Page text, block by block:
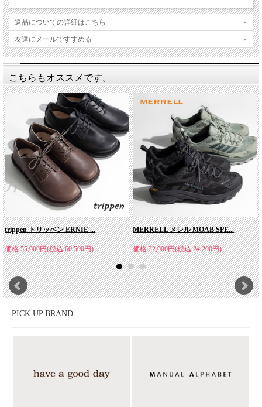
返品についての詳細はこちら
友達にメールですすめる
こちらもオススメです。
trippen トリッペン ERNIE ...
価格:55,000円(税込 60,500円)
MERRELL メレル MOAB SPE...
価格:22,000円(税込 24,200円)
PICK UP BRAND